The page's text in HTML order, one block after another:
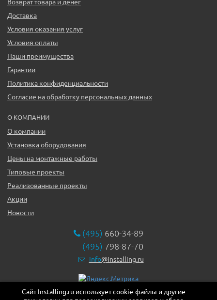
Доставка
Условия оказания услуг
Условия оплаты
Наши преимущества
Гарантии
Политика конфиденциальности
Согласие на обработку персональных данных
О КОМПАНИИ
О компании
Установка оборудования
Цены на монтажные работы
Типовые проекты
Реализованные проекты
Акции
Новости
(495) 660-34-89
(495) 798-87-70
info@installing.ru
119331, г. Москва ул. Марии Ульяновой дом 17а, этаж 2,
Сайт Installing.ru использует cookie-файлы и другие